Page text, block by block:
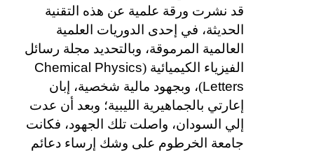
قد نشرت ورقة علمية عن هذه التقنية
الحديثة، في إحدى الدوريات العلمية
العالمية المرموقة، وبالتحديد مجلة رسائل
الفيزياء الكيميائية (Chemical Physics
Letters)، وبجهود مالية شخصية، إبان
إعارتي بالجماهيرية الليبية؛ وبعد أن عدت
إلي السودان، واصلت تلك الجهود، فكانت
جامعة الخرطوم على وشك إرساء دعائم